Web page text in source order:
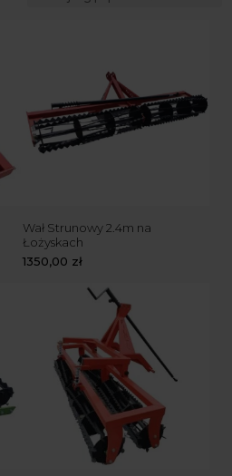
Wał Strunowy 2.4m na
Łożyskach
1350,00 zł